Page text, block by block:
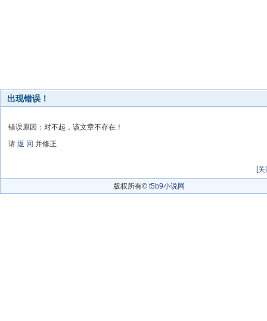
出现错误！
错误原因：对不起，该文章不存在！
请 返 回 并修正
[关
版权所有© t5b9小说网